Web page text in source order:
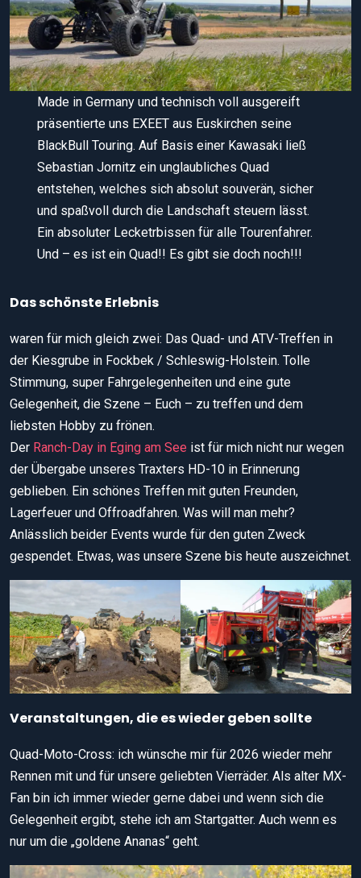
Made in Germany und technisch voll ausgereift
präsentierte uns EXEET aus Euskirchen seine
BlackBull Touring. Auf Basis einer Kawasaki ließ
Sebastian Jornitz ein unglaubliches Quad
entstehen, welches sich absolut souverän, sicher
und spaßvoll durch die Landschaft steuern lässt.
Ein absoluter Lecketrbissen für alle Tourenfahrer.
Und – es ist ein Quad!! Es gibt sie doch noch!!!
Das schönste Erlebnis
waren für mich gleich zwei: Das Quad- und ATV-Treffen in
der Kiesgrube in Fockbek / Schleswig-Holstein. Tolle
Stimmung, super Fahrgelegenheiten und eine gute
Gelegenheit, die Szene – Euch – zu treffen und dem
liebsten Hobby zu frönen.
Der Ranch-Day in Eging am See ist für mich nicht nur wegen
der Übergabe unseres Traxters HD-10 in Erinnerung
geblieben. Ein schönes Treffen mit guten Freunden,
Lagerfeuer und Offroadfahren. Was will man mehr?
Anlässlich beider Events wurde für den guten Zweck
gespendet. Etwas, was unsere Szene bis heute auszeichnet.
Veranstaltungen, die es wieder geben sollte
Quad-Moto-Cross: ich wünsche mir für 2026 wieder mehr
Rennen mit und für unsere geliebten Vierräder. Als alter MX-
Fan bin ich immer wieder gerne dabei und wenn sich die
Gelegenheit ergibt, stehe ich am Startgatter. Auch wenn es
nur um die „goldene Ananas“ geht.